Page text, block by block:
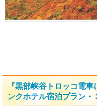
『黒部峡谷トロッコ電
ンクホテル宿泊プラン